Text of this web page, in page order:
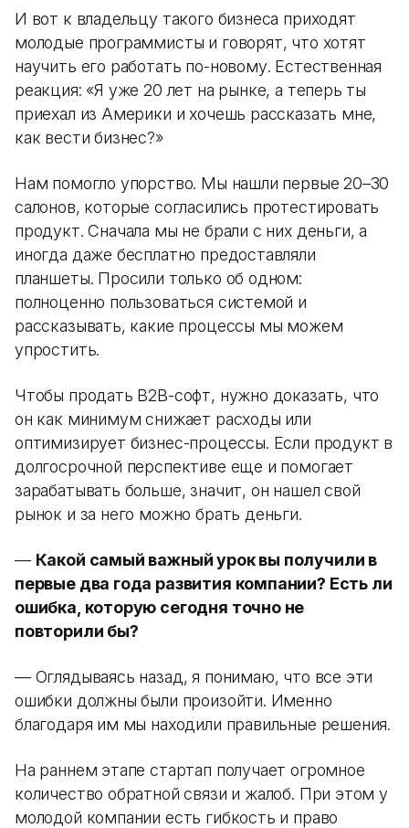
И вот к владельцу такого бизнеса приходят
молодые программисты и говорят, что хотят
научить его работать по-новому. Естественная
реакция: «Я уже 20 лет на рынке, а теперь ты
приехал из Америки и хочешь рассказать мне,
как вести бизнес?»
Нам помогло упорство. Мы нашли первые 20–30
салонов, которые согласились протестировать
продукт. Сначала мы не брали с них деньги, а
иногда даже бесплатно предоставляли
планшеты. Просили только об одном:
полноценно пользоваться системой и
рассказывать, какие процессы мы можем
упростить.
Чтобы продать B2B-софт, нужно доказать, что
он как минимум снижает расходы или
оптимизирует бизнес-процессы. Если продукт в
долгосрочной перспективе еще и помогает
зарабатывать больше, значит, он нашел свой
рынок и за него можно брать деньги.
— Какой самый важный урок вы получили в
первые два года развития компании? Есть ли
ошибка, которую сегодня точно не
повторили бы?
— Оглядываясь назад, я понимаю, что все эти
ошибки должны были произойти. Именно
благодаря им мы находили правильные решения.
На раннем этапе стартап получает огромное
количество обратной связи и жалоб. При этом у
молодой компании есть гибкость и право